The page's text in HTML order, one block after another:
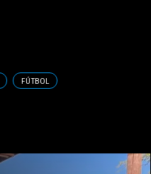
FÚTBOL